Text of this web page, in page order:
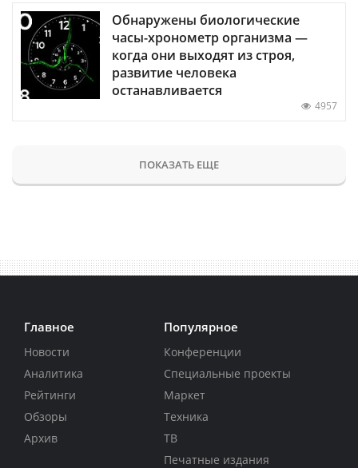
Обнаружены биологические
часы-хронометр организма —
когда они выходят из строя,
развитие человека
останавливается
4957
ПОКАЗАТЬ ЕЩЕ
Главное
Новости
Аналитика
Рейтинги
Обзоры
Архив
Популярное
Конференции
Специальные проекты
Маркет
Техника
ТВ
Печатные издания